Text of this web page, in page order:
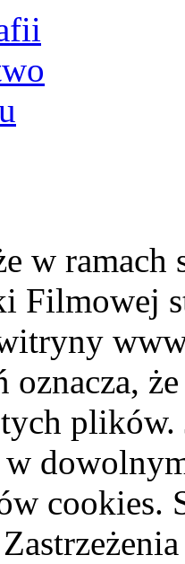
w ramach
Filmowej
oznacza,
plików.
cookies.